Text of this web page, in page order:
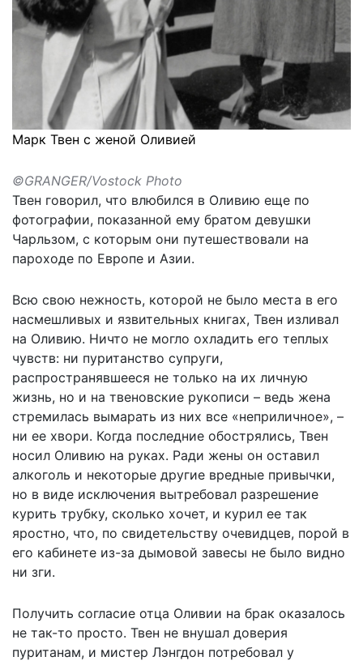
Марк Твен с женой Оливией
©GRANGER/Vostock Photo
Твен говорил, что влюбился в Оливию еще по
фотографии, показанной ему братом девушки
Чарльзом, с которым они путешествовали на
пароходе по Европе и Азии.
Всю свою нежность, которой не было места в его
насмешливых и язвительных книгах, Твен изливал
на Оливию. Ничто не могло охладить его теплых
чувств: ни пуританство супруги,
распространявшееся не только на их личную
жизнь, но и на твеновские рукописи – ведь жена
стремилась вымарать из них все «неприличное», –
ни ее хвори. Когда последние обострялись, Твен
носил Оливию на руках. Ради жены он оставил
алкоголь и некоторые другие вредные привычки,
но в виде исключения вытребовал разрешение
курить трубку, сколько хочет, и курил ее так
яростно, что, по свидетельству очевидцев, порой в
его кабинете из-за дымовой завесы не было видно
ни зги.
Получить согласие отца Оливии на брак оказалось
не так-то просто. Твен не внушал доверия
пуританам, и мистер Лэнгдон потребовал у